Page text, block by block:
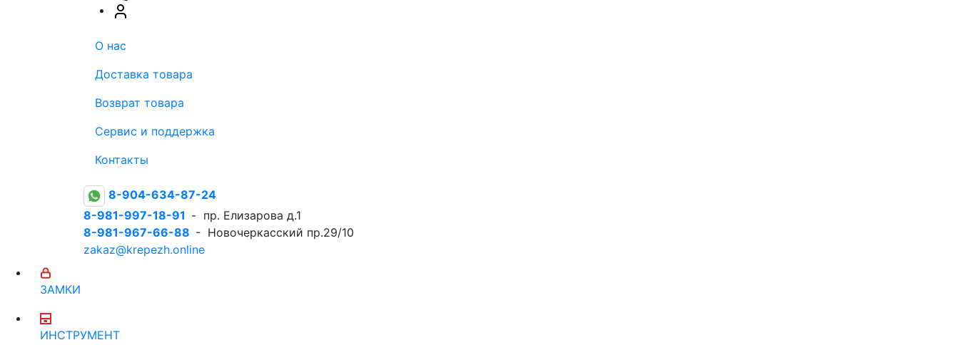
О нас
Доставка товара
Возврат товара
Сервис и поддержка
Контакты
8-904-634-87-24
8-981-997-18-91 - пр. Елизарова д.1
8-981-967-66-88 - Новочеркасский пр.29/10
zakaz@krepezh.online
ЗАМКИ
ИНСТРУМЕНТ